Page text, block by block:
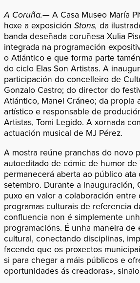
A Coruña.—A Casa Museo María
hoxe a exposición Stons, da
banda deseñada coruñesa Xulia
integrada na programación
o Atlántico e que forma parte
do ciclo Elas Son Artistas. A
participación do concelleiro de
Gonzalo Castro; do director do
Atlántico, Manel Cráneo; da propia
artístico e responsable de
Artistas, Tomi Legido. A xornada
actuación musical de MJ Pérez.
A mostra reúne pranchas do novo
autoeditado de cómic de humor de
permanecerá aberta ao público
setembro. Durante a inauguración,
puxo en valor a colaboración entre
programas culturais de referencia
confluencia non é simplemente
programacións. É unha maneira
cultural, conectando disciplinas,
facendo que os proxectos
si para chegar a máis públicos e
oportunidades ás creadoras»,